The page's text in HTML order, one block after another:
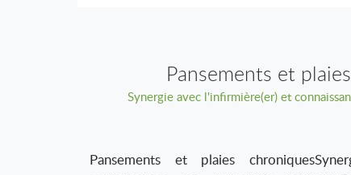
Pansements et
Synergie avec l'infirmière(er) et
Pansements et plaies